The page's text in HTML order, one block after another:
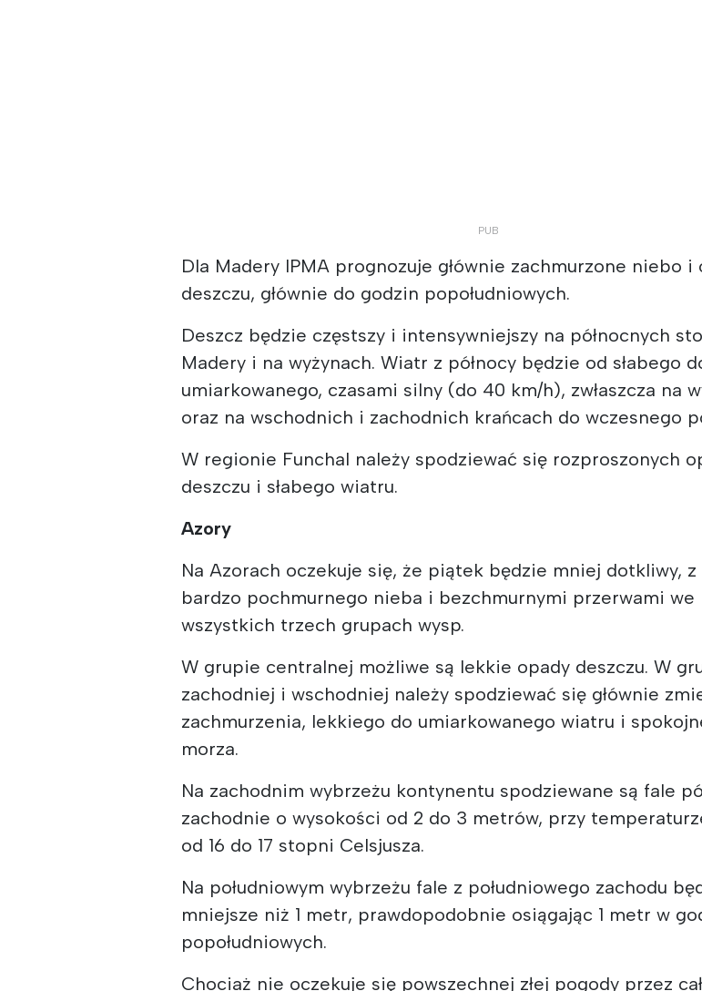
Dla Madery IPMA prognozuje głównie zachmurzone niebo i
deszczu, głównie do godzin popołudniowych.
Deszcz będzie częstszy i intensywniejszy na północnych
Madery i na wyżynach. Wiatr z północy będzie od słabego
umiarkowanego, czasami silny (do 40 km/h), zwłaszcza na
oraz na wschodnich i zachodnich krańcach do wczesnego
W regionie Funchal należy spodziewać się rozproszonych
deszczu i słabego wiatru.
Azory
Na Azorach oczekuje się, że piątek będzie mniej dotkliwy, z
bardzo pochmurnego nieba i bezchmurnymi przerwami we
wszystkich trzech grupach wysp.
W grupie centralnej możliwe są lekkie opady deszczu. W
zachodniej i wschodniej należy spodziewać się głównie
zachmurzenia, lekkiego do umiarkowanego wiatru i
morza.
Na zachodnim wybrzeżu kontynentu spodziewane są fale
zachodnie o wysokości od 2 do 3 metrów, przy
od 16 do 17 stopni Celsjusza.
Na południowym wybrzeżu fale z południowego zachodu
mniejsze niż 1 metr, prawdopodobnie osiągając 1 metr w
popołudniowych.
Chociaż nie oczekuje się powszechnej złej pogody przez